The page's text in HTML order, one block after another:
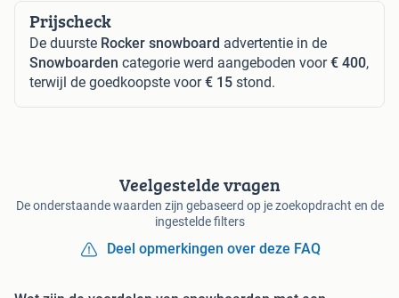
Prijscheck
De duurste Rocker snowboard advertentie in de
Snowboarden categorie werd aangeboden voor€ 400,
terwijl de goedkoopste voor€ 15 stond.
Veelgestelde vragen
De onderstaande waarden zijn gebaseerd op je zoekopdracht en de
ingestelde filters
Deel opmerkingen over deze FAQ